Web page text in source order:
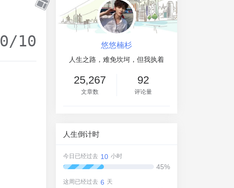
10 悠悠楠杉
人生之路，难免坎坷，但我执着
25,267
文章数
92
评论量
人生倒计时
今日已经过去 10 小时
45%
这周已经过去 6 天